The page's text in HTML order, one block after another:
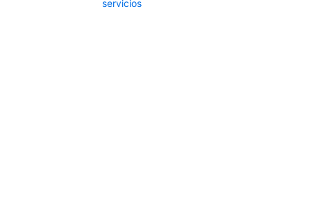
servicios